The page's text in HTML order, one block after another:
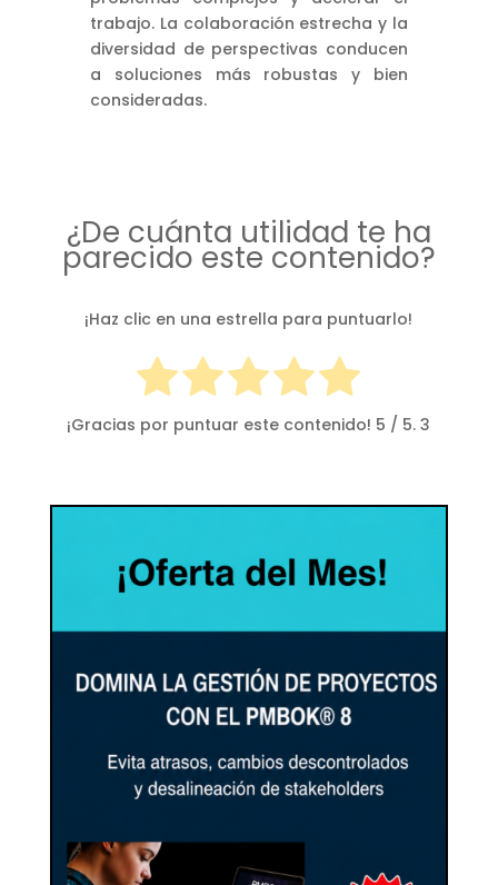
trabajo. La colaboración estrecha y la
diversidad de perspectivas conducen
a soluciones más robustas y bien
consideradas.
¿De cuánta utilidad te ha
parecido este contenido?
¡Haz clic en una estrella para puntuarlo!
¡Gracias por puntuar este contenido! 5 / 5.3